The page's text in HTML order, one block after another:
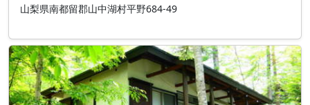
山梨県南都留郡山中湖村平野684-49